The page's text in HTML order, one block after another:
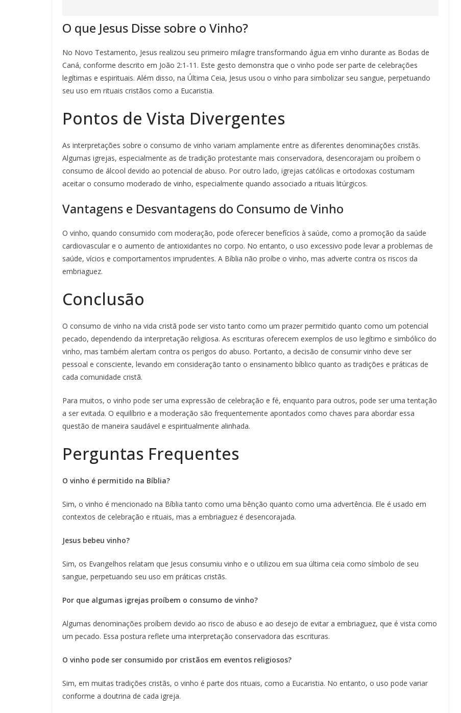
O que Jesus Disse sobre o Vinho?
No Novo Testamento, Jesus realizou seu primeiro milagre transformando água em vinho durante as Bodas de
Caná, conforme descrito em João 2:1-11. Este gesto demonstra que o vinho pode ser parte de celebrações
legítimas e espirituais. Além disso, na Última Ceia, Jesus usou o vinho para simbolizar seu sangue, perpetuando
seu uso em rituais cristãos como a Eucaristia.
Pontos de Vista Divergentes
As interpretações sobre o consumo de vinho variam amplamente entre as diferentes denominações cristãs.
Algumas igrejas, especialmente as de tradição protestante mais conservadora, desencorajam ou proíbem o
consumo de álcool devido ao potencial de abuso. Por outro lado, igrejas católicas e ortodoxas costumam
aceitar o consumo moderado de vinho, especialmente quando associado a rituais litúrgicos.
Vantagens e Desvantagens do Consumo de Vinho
O vinho, quando consumido com moderação, pode oferecer benefícios à saúde, como a promoção da saúde
cardiovascular e o aumento de antioxidantes no corpo. No entanto, o uso excessivo pode levar a problemas de
saúde, vícios e comportamentos imprudentes. A Bíblia não proíbe o vinho, mas adverte contra os riscos da
embriaguez.
Conclusão
O consumo de vinho na vida cristã pode ser visto tanto como um prazer permitido quanto como um potencial
pecado, dependendo da interpretação religiosa. As escrituras oferecem exemplos de uso legítimo e simbólico do
vinho, mas também alertam contra os perigos do abuso. Portanto, a decisão de consumir vinho deve ser
pessoal e consciente, levando em consideração tanto o ensinamento bíblico quanto as tradições e práticas de
cada comunidade cristã.
Para muitos, o vinho pode ser uma expressão de celebração e fé, enquanto para outros, pode ser uma tentação
a ser evitada. O equilíbrio e a moderação são frequentemente apontados como chaves para abordar essa
questão de maneira saudável e espiritualmente alinhada.
Perguntas Frequentes
O vinho é permitido na Bíblia?
Sim, o vinho é mencionado na Bíblia tanto como uma bênção quanto como uma advertência. Ele é usado em
contextos de celebração e rituais, mas a embriaguez é desencorajada.
Jesus bebeu vinho?
Sim, os Evangelhos relatam que Jesus consumiu vinho e o utilizou em sua última ceia como símbolo de seu
sangue, perpetuando seu uso em práticas cristãs.
Por que algumas igrejas proíbem o consumo de vinho?
Algumas denominações proíbem devido ao risco de abuso e ao desejo de evitar a embriaguez, que é vista como
um pecado. Essa postura reflete uma interpretação conservadora das escrituras.
O vinho pode ser consumido por cristãos em eventos religiosos?
Sim, em muitas tradições cristãs, o vinho é parte dos rituais, como a Eucaristia. No entanto, o uso pode variar
conforme a doutrina de cada igreja.